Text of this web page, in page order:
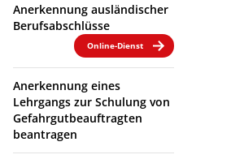
Anerkennung ausländischer
Berufsabschlüsse
Online-Dienst
Anerkennung eines
Lehrgangs zur Schulung von
Gefahrgutbeauftragten
beantragen